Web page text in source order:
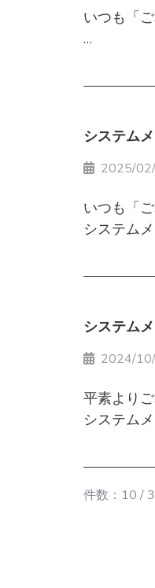
2025年8
東京クリ
・マイペ
今後とも
引き続き
いつも「
2025年3
※作業の進
ご不便を
システム
2025/
いつも「
システム
※作業状況
お客様に
システム
2024/
平素より
システム
件数：10 /